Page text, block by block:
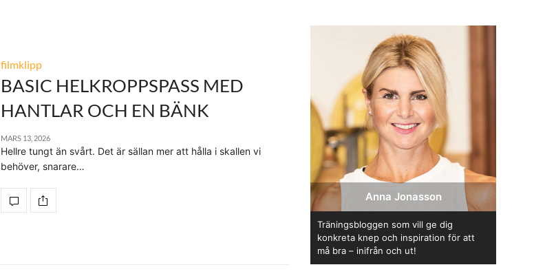
filmklipp
BASIC HELKROPPSPASS MED
HANTLAR OCH EN BÄNK
MARS 13, 2026
Hellre tungt än svårt. Det är sällan mer att hålla i skallen vi
behöver, snarare…
Anna Jonasson
Träningsbloggen som vill ge dig
konkreta knep och inspiration för att
må bra – inifrån och ut!